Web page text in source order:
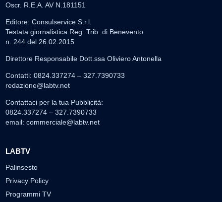
Oscr. R.E.A. AV N.181151
Editore: Consulservice S.r.l.
Testata giornalistica Reg. Trib. di Benevento
n. 244 del 26.02.2015
Direttore Responsabile Dott.ssa Oliviero Antonella
Contatti: 0824.337274 – 327.7390733
redazione@labtv.net
Contattaci per la tua Pubblicità:
0824.337274 – 327.7390733
email: commerciale@labtv.net
LABTV
Palinsesto
Privacy Policy
Programmi TV